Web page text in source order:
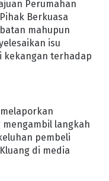
Perumahan
Berkuasa
mahupun
isu
kekangan terhadap
mengambil langkah
pembeli
di media